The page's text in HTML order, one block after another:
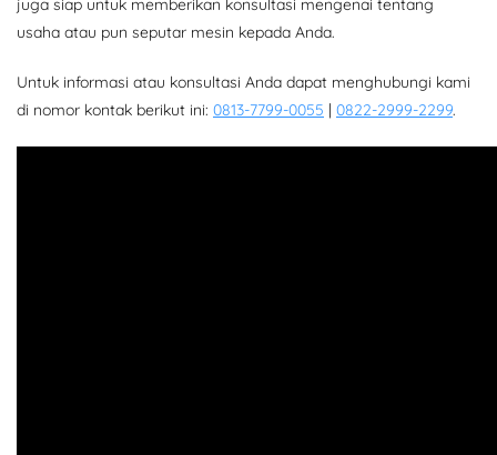
juga siap untuk memberikan konsultasi mengenai tentang
usaha atau pun seputar mesin kepada Anda.
Untuk informasi atau konsultasi Anda dapat menghubungi kami
di nomor kontak berikut ini: 0813-7799-0055 | 0822-2999-2299.